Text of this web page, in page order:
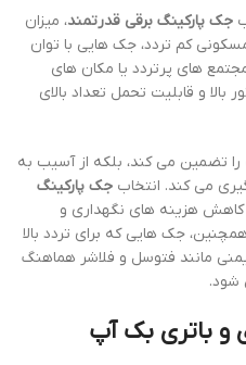
جک پارکینگ برقی قدرتمند، میزان
کم تردد، جک هایی با توان
های پرتردد یا مکان های
بالا و قابلیت تحمل تعداد بالای
تضمین می کند، بلکه از آسیب به
می کند. انتخاب جک پارکینگ
کاهش هزینه های نگهداری و
جک هایی که برای تردد بالا
مانند فتوسل و فلاشر هماهنگ
شود.
و باتری بک آپ